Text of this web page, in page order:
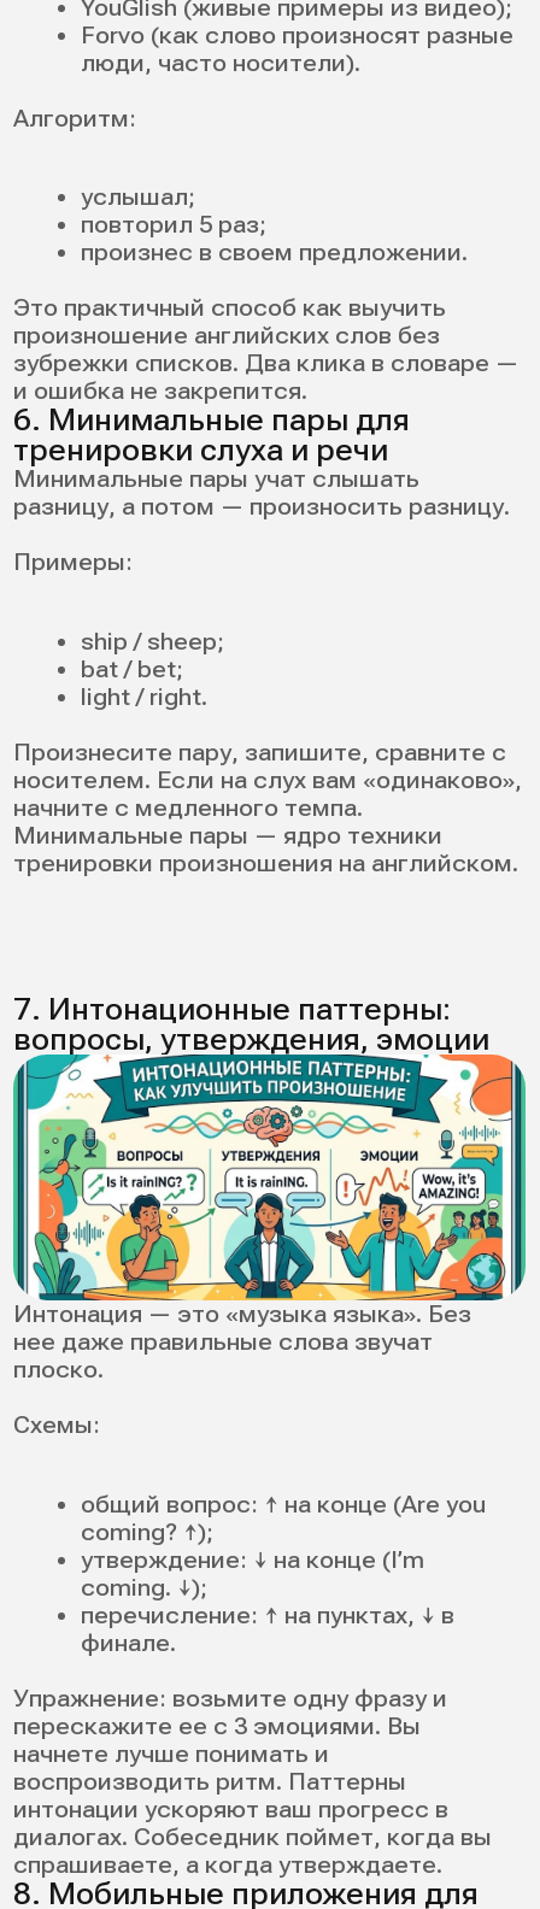
5. Сравнивать себя с носителями, а не с
собой вчерашним
Сравнивайте записи «до/после» — это
произношение?». Вместо вечных
сомнений появится понятный план, и вы
начнете просто работать над
конкретными звуками, ударением и
Как поставить
произношение
английского языка
взрослому
Взрослым действительно сложнее, чем
детям.
страх ошибки сильнее;
голова пытается «контролировать
все сразу».
осознанно работать по плану и
фиксировать результат.
Что помогает:
короткая ежедневная практика,
фокус на коммуникации: главное,
Возраст не мешает — мешает отсутствие
системы.
Как тренировать
произношение на
английском: готовый
план на 4 недели
Чтобы улучшить результат без перегруза,
используйте план. Он подходит почти для
любого уровня: от начинающих до
уверенного intermediate.
Важно: каждую неделю оставляйте 1 день
на «повтор и полировку» — мозгу нужно
закрепление. Такой режим — это и есть
рабочая тренировка, а не разовые
попытки.